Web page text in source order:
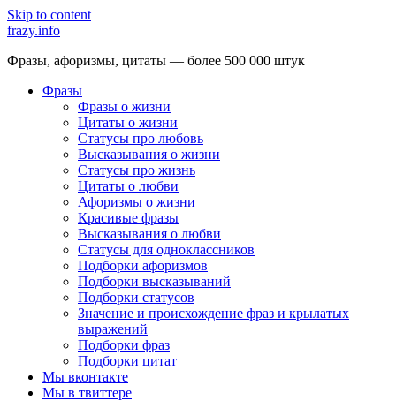
Skip to content
frazy.info
Фразы, афоризмы, цитаты — более 500 000 штук
Фразы
Фразы о жизни
Цитаты о жизни
Статусы про любовь
Высказывания о жизни
Статусы про жизнь
Цитаты о любви
Афоризмы о жизни
Красивые фразы
Высказывания о любви
Статусы для одноклассников
Подборки афоризмов
Подборки высказываний
Подборки статусов
Значение и происхождение фраз и крылатых
выражений
Подборки фраз
Подборки цитат
Мы вконтакте
Мы в твиттере